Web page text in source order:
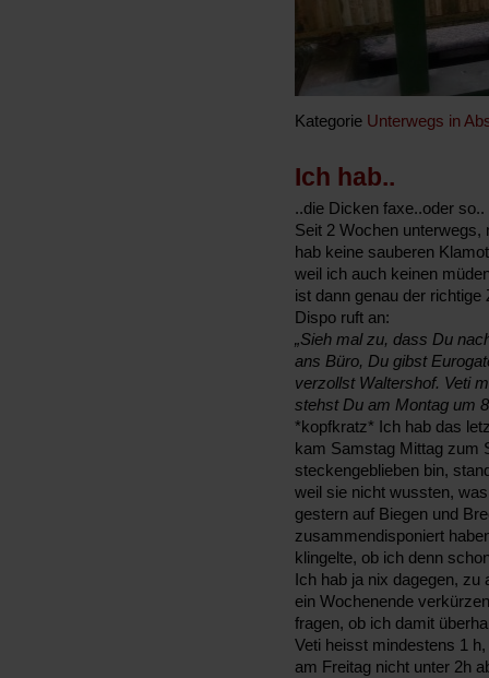
Kategorie Unterwegs in
Ich hab..
..die Dicken faxe..oder so..
Seit 2 Wochen unterwegs,
hab keine sauberen
weil ich auch keinen
ist dann genau der
Dispo ruft an:
„Sieh mal zu, dass Du
ans Büro, Du gibst
verzollst Waltershof. Veti
stehst Du am Montag um
*kopfkratz* Ich hab das
kam Samstag Mittag zum
steckengeblieben bin,
weil sie nicht wussten,
gestern auf Biegen und
zusammendisponiert
klingelte, ob ich denn
Ich hab ja nix dagegen, zu
ein Wochenende
fragen, ob ich damit
Veti heisst mindestens 1
am Freitag nicht unter 2h